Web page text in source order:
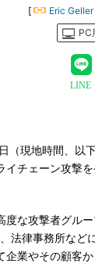
[ Eric Geller
PC
LINE
（現地時間、以
イチェーン攻撃
な攻撃者グル
法律事務所など
企業やその顧客